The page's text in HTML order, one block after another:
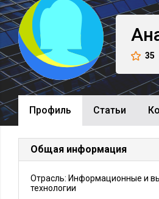
35
Профиль Cтатьи
Общая информация
Отрасль: Информационные и
технологии